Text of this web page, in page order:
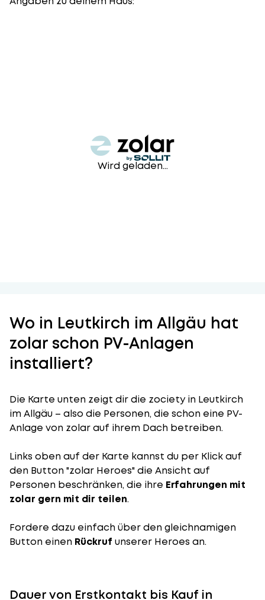
Wird geladen...
Wo in Leutkirch im Allgäu hat
zolar schon PV-Anlagen
installiert?
Die Karte unten zeigt dir die zociety in Leutkirch
im Allgäu – also die Personen, die schon eine PV-
Anlage von zolar auf ihrem Dach betreiben.
Links oben auf der Karte kannst du per Klick auf
den Button "zolar Heroes" die Ansicht auf
Personen beschränken, die ihre Erfahrungen mit
zolar gern mit dir teilen.
Fordere dazu einfach über den gleichnamigen
Button einen Rückruf unserer Heroes an.
Dauer von Erstkontakt bis Kauf in